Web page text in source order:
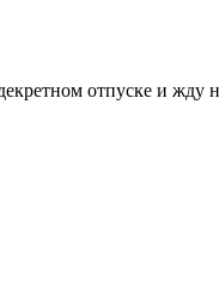
отпуске и жду